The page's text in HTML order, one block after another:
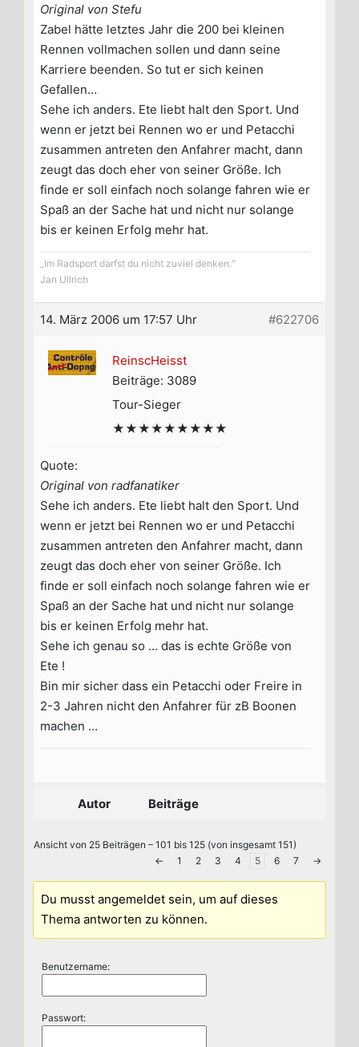
Original von Stefu
Zabel hätte letztes Jahr die 200 bei kleinen
Rennen vollmachen sollen und dann seine
Karriere beenden. So tut er sich keinen
Gefallen…
Sehe ich anders. Ete liebt halt den Sport. Und
wenn er jetzt bei Rennen wo er und Petacchi
zusammen antreten den Anfahrer macht, dann
zeugt das doch eher von seiner Größe. Ich
finde er soll einfach noch solange fahren wie er
Spaß an der Sache hat und nicht nur solange
bis er keinen Erfolg mehr hat.
„Im Radsport darfst du nicht zuviel denken.“
Jan Ullrich
14. März 2006 um 17:57 Uhr #622706
ReinscHeisst
Beiträge: 3089
Tour-Sieger
★★★★★★★★★
Quote:
Original von radfanatiker
Sehe ich anders. Ete liebt halt den Sport. Und
wenn er jetzt bei Rennen wo er und Petacchi
zusammen antreten den Anfahrer macht, dann
zeugt das doch eher von seiner Größe. Ich
finde er soll einfach noch solange fahren wie er
Spaß an der Sache hat und nicht nur solange
bis er keinen Erfolg mehr hat.
Sehe ich genau so … das is echte Größe von
Ete !
Bin mir sicher dass ein Petacchi oder Freire in
2-3 Jahren nicht den Anfahrer für zB Boonen
machen …
Autor Beiträge
Ansicht von 25 Beiträgen – 101 bis 125 (von insgesamt 151)
←
1 2 3 4 5 6 7 →
Du musst angemeldet sein, um auf dieses
Thema antworten zu können.
Benutzername:
Passwort: